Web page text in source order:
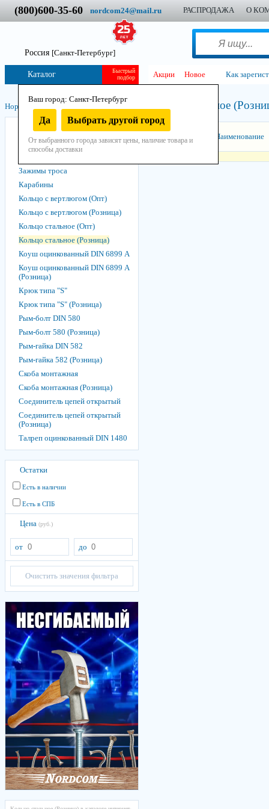
(800)600-35-60 nordcom24@mail.ru РАСПРОДАЖА О
Россия [Санкт-Петербург]
Ваш город: Санкт-Петербург
Да Выбрать другой город
От выбранного города зависят цены, наличие товара и
способы доставки
Быстрый
подбор
Каталог Акции Новое Как
Нордком Такелаж Не грузоподъемный Кольцо стальное
Блоки для троса
Вертлюг никель (2 кольца) Опт
Зажимы троса
Карабины
Кольцо с вертлюгом (Опт)
Кольцо с вертлюгом (Розница)
Кольцо стальное (Опт)
Кольцо стальное (Розница)
Коуш оцинкованный DIN 6899 А
Коуш оцинкованный DIN 6899 А
(Розница)
Крюк типа "S"
Крюк типа "S" (Розница)
Рым-болт DIN 580
Рым-болт 580 (Розница)
Рым-гайка DIN 582
Рым-гайка 582 (Розница)
Скоба монтажная
Скоба монтажная (Розница)
Соединитель цепей открытый
Соединитель цепей открытый
(Розница)
Талреп оцинкованный DIN 1480
Остатки
Есть в наличии
Есть в СПБ
Цена (руб.)
от до
Очистить значения фильтра
Наименование